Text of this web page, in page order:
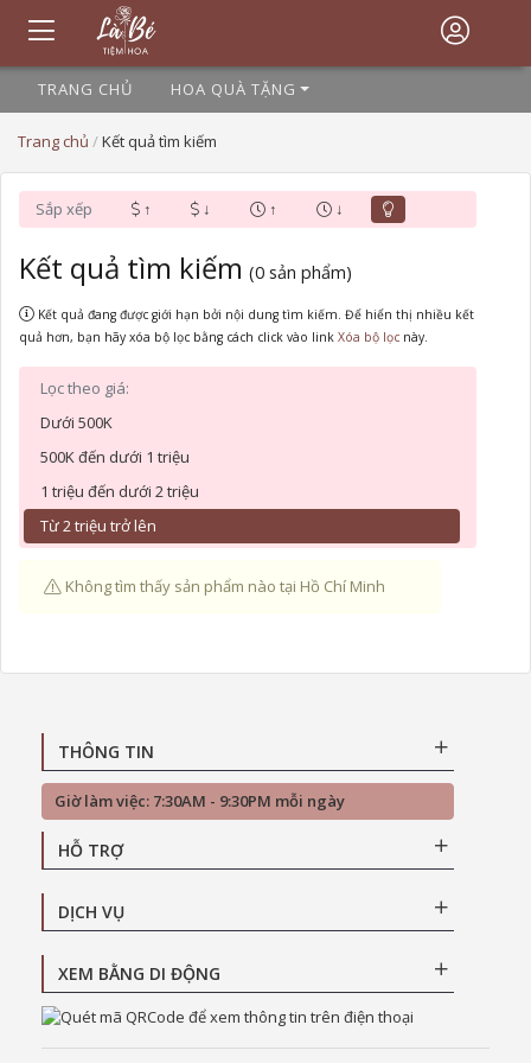
TRANG CHỦ HOA QUÀ TẶNG
Trang chủ /Kết quả tìm kiếm
Sắp xếp ↑ ↓ ↑ ↓
Kết quả tìm kiếm (0 sản phẩm)
Kết quả đang được giới hạn bởi nội dung tìm kiếm. Để hiển thị nhiều kết
quả hơn, bạn hãy xóa bộ lọc bằng cách click vào link
này.
Lọc theo giá:
Dưới 500K
500K đến dưới 1 triệu
1 triệu đến dưới 2 triệu
Từ 2 triệu trở lên
Không tìm thấy sản phẩm nào tại Hồ Chí Minh
THÔNG TIN
Giờ làm việc: 7:30AM - 9:30PM mỗi ngày
HỖ TRỢ
DỊCH VỤ
XEM BẰNG DI ĐỘNG